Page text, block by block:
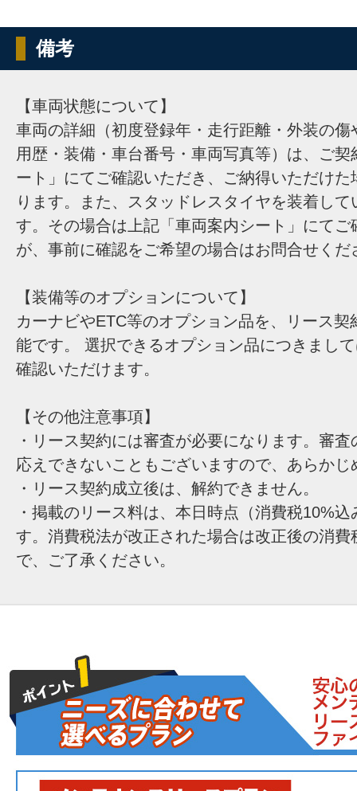
備考
【車両状態について】
車両の詳細（初度登録年・走行距離・外装の傷
用歴・装備・車台番号・車両写真等）は、ご
ート」にてご確認いただき、ご納得いただけ
ります。また、スタッドレスタイヤを装着し
す。その場合は上記「車両案内シート」にてご
が、事前に確認をご希望の場合はお問合せくだ
【装備等のオプションについて】
カーナビやETC等のオプション品を、リース契
能です。 選択できるオプション品につきまし
確認いただけます。
【その他注意事項】
・リース契約には審査が必要になります。審
応えできないこともございますので、あらか
・リース契約成立後は、解約できません。
・掲載のリース料は、本日時点（消費税10%
す。消費税法が改正された場合は改正後の消費
で、ご了承ください。